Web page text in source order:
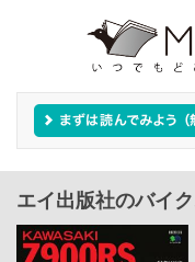
エイ出版社のバイ